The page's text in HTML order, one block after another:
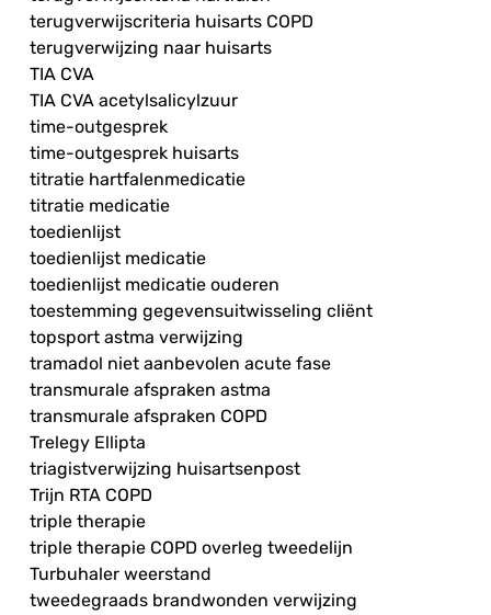
terugverwijscriteria huisarts COPD
terugverwijzing naar huisarts
TIA CVA
TIA CVA acetylsalicylzuur
time-outgesprek
time-outgesprek huisarts
titratie hartfalenmedicatie
titratie medicatie
toedienlijst
toedienlijst medicatie
toedienlijst medicatie ouderen
toestemming gegevensuitwisseling cliënt
topsport astma verwijzing
tramadol niet aanbevolen acute fase
transmurale afspraken astma
transmurale afspraken COPD
Trelegy Ellipta
triagistverwijzing huisartsenpost
Trijn RTA COPD
triple therapie
triple therapie COPD overleg tweedelijn
Turbuhaler weerstand
tweedegraads brandwonden verwijzing